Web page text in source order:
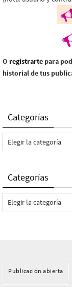
O registrarte para
historial de tus
Categorías
Categorías
Categorías
Categorías
Publicación abierta